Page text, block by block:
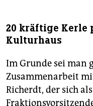
20 kräftige Kerle
Kulturhaus
Im Grunde sei man
Zusammenarbeit
Richerdt, der sich